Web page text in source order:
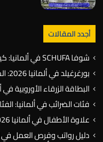
أجدد المقالات
شوفا SCHUFA في ألمانيا: كيف تحصل على تقريرك مجانًا
بورغرغيلد في ألمانيا 2026: المبلغ وما يغطيه ومن يستحقه
البطاقة الزرقاء الأوروبية في ألمانيا 2026: عتبات
فئات الضرائب في ألمانيا:
علاوة الأطفال في ألمانيا 2026: المبلغ والشروط والتقديم